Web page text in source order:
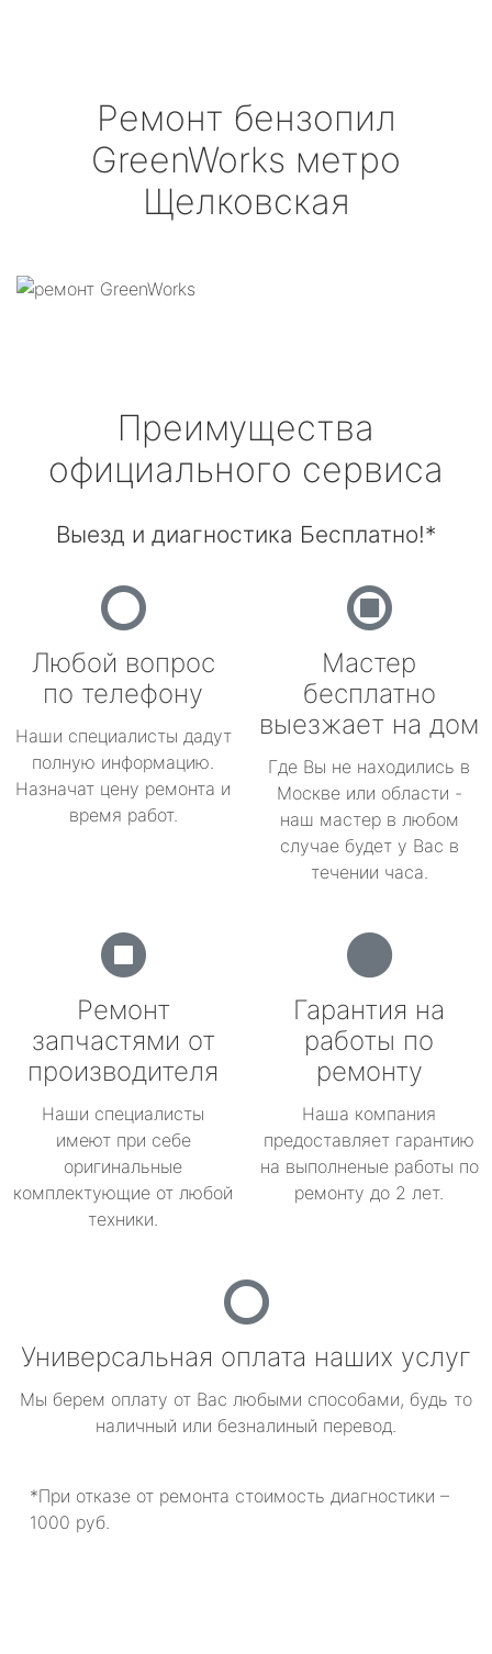
Ремонт бензопил
GreenWorks метро
Щелковская
Преимущества
официального сервиса
Выезд и диагностика Бесплатно!*
Любой вопрос
по телефону
Наши специалисты дадут
полную информацию.
Назначат цену ремонта и
время работ.
Мастер
бесплатно
выезжает на дом
Где Вы не находились в
Москве или области -
наш мастер в любом
случае будет у Вас в
течении часа.
Ремонт
запчастями от
производителя
Наши специалисты
имеют при себе
оригинальные
комплектующие от любой
техники.
Гарантия на
работы по
ремонту
Наша компания
предоставляет гарантию
на выполненые работы по
ремонту до 2 лет.
Универсальная оплата наших услуг
Мы берем оплату от Вас любыми способами, будь то
наличный или безналиный перевод.
*При отказе от ремонта стоимость диагностики –
1000 руб.